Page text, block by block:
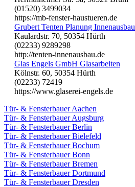
(01520) 3499034
https://mb-fenster-haustueren.de
Grubert Tenten Planung Innenausbau
Kaulardstr. 70, 50354 Hürth
(02233) 9289298
http://tenten-innenausbau.de
Glas Engels GmbH Glasarbeiten
Kölnstr. 60, 50354 Hürth
(02233) 72419
https://www.glaserei-engels.de
Tür- & Fensterbauer Aachen
Tür- & Fensterbauer Augsburg
Tür- & Fensterbauer Berlin
Tür- & Fensterbauer Bielefeld
Tür- & Fensterbauer Bochum
Tür- & Fensterbauer Bonn
Tür- & Fensterbauer Bremen
Tür- & Fensterbauer Dortmund
Tür- & Fensterbauer Dresden